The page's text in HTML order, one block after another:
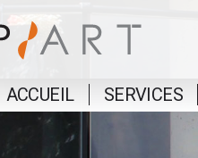
ACCUEIL SERVICES